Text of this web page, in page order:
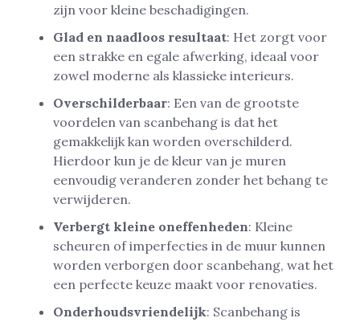
zijn voor kleine beschadigingen.
Glad en naadloos resultaat: Het zorgt voor
een strakke en egale afwerking, ideaal voor
zowel moderne als klassieke interieurs.
Overschilderbaar: Een van de grootste
voordelen van scanbehang is dat het
gemakkelijk kan worden overschilderd.
Hierdoor kun je de kleur van je muren
eenvoudig veranderen zonder het behang te
verwijderen.
Verbergt kleine oneffenheden: Kleine
scheuren of imperfecties in de muur kunnen
worden verborgen door scanbehang, wat het
een perfecte keuze maakt voor renovaties.
Onderhoudsvriendelijk: Scanbehang is